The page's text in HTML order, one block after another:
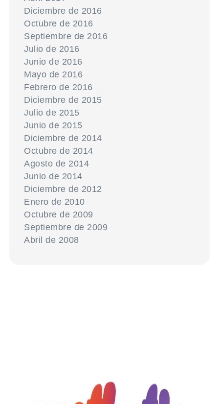
Diciembre de 2016
Octubre de 2016
Septiembre de 2016
Julio de 2016
Junio de 2016
Mayo de 2016
Febrero de 2016
Diciembre de 2015
Julio de 2015
Junio de 2015
Diciembre de 2014
Octubre de 2014
Agosto de 2014
Junio de 2014
Diciembre de 2012
Enero de 2010
Octubre de 2009
Septiembre de 2009
Abril de 2008